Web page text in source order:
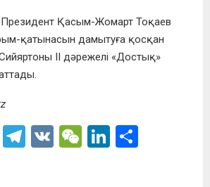
Президент Қасым-Жомарт Тоқаев
қатынасын дамытуға қосқан
ІІ дәрежелі «Достық»
W T
V
W Li